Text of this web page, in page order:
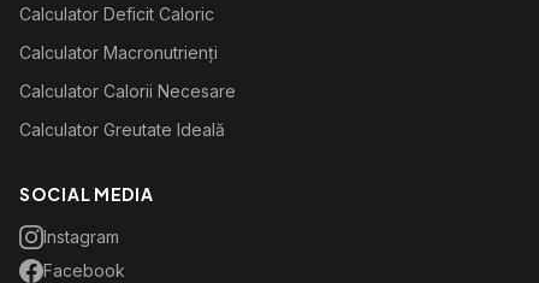
Calculator Deficit Caloric
Calculator Macronutrienți
Calculator Calorii Necesare
Calculator Greutate Ideală
SOCIAL MEDIA
Instagram
Facebook